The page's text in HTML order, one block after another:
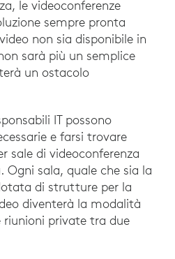
le videoconferenze
sempre pronta
non sia disponibile in
sarà più un semplice
un ostacolo
IT possono
e farsi trovare
sale di videoconferenza
Ogni sala, quale che sia la
di strutture per la
diventerà la modalità
riunioni private tra due